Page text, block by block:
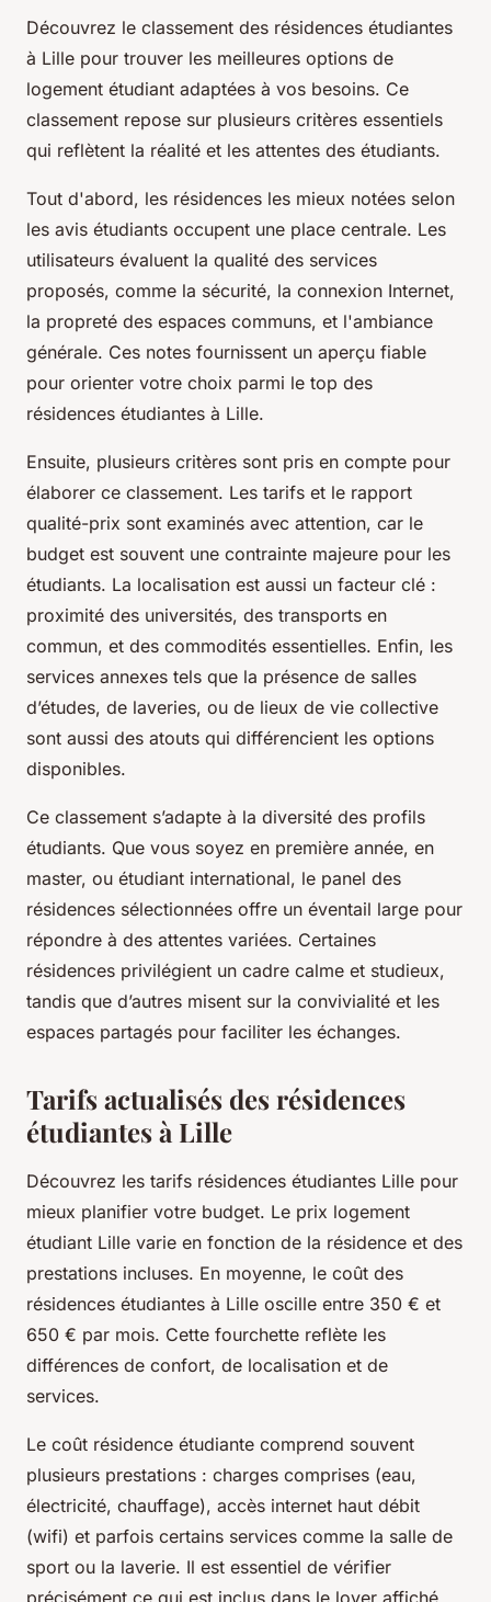
Découvrez le classement des résidences étudiantes
à Lille pour trouver les meilleures options de
logement étudiant adaptées à vos besoins. Ce
classement repose sur plusieurs critères essentiels
qui reflètent la réalité et les attentes des étudiants.
Tout d'abord, les résidences les mieux notées selon
les avis étudiants occupent une place centrale. Les
utilisateurs évaluent la qualité des services
proposés, comme la sécurité, la connexion Internet,
la propreté des espaces communs, et l'ambiance
générale. Ces notes fournissent un aperçu fiable
pour orienter votre choix parmi le top des
résidences étudiantes à Lille.
Ensuite, plusieurs critères sont pris en compte pour
élaborer ce classement. Les tarifs et le rapport
qualité-prix sont examinés avec attention, car le
budget est souvent une contrainte majeure pour les
étudiants. La localisation est aussi un facteur clé :
proximité des universités, des transports en
commun, et des commodités essentielles. Enfin, les
services annexes tels que la présence de salles
d’études, de laveries, ou de lieux de vie collective
sont aussi des atouts qui différencient les options
disponibles.
Ce classement s’adapte à la diversité des profils
étudiants. Que vous soyez en première année, en
master, ou étudiant international, le panel des
résidences sélectionnées offre un éventail large pour
répondre à des attentes variées. Certaines
résidences privilégient un cadre calme et studieux,
tandis que d’autres misent sur la convivialité et les
espaces partagés pour faciliter les échanges.
Tarifs actualisés des résidences
étudiantes à Lille
Découvrez les tarifs résidences étudiantes Lille pour
mieux planifier votre budget. Le prix logement
étudiant Lille varie en fonction de la résidence et des
prestations incluses. En moyenne, le coût des
résidences étudiantes à Lille oscille entre 350 € et
650 € par mois. Cette fourchette reflète les
différences de confort, de localisation et de
services.
Le coût résidence étudiante comprend souvent
plusieurs prestations : charges comprises (eau,
électricité, chauffage), accès internet haut débit
(wifi) et parfois certains services comme la salle de
sport ou la laverie. Il est essentiel de vérifier